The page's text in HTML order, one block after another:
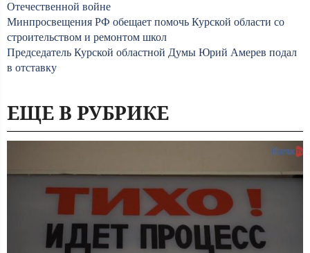
Отечественной войне
Минпросвещения РФ обещает помочь Курской области со
строительством и ремонтом школ
Председатель Курской областной Думы Юрий Амерев подал
в отставку
ЕЩЕ В РУБРИКЕ